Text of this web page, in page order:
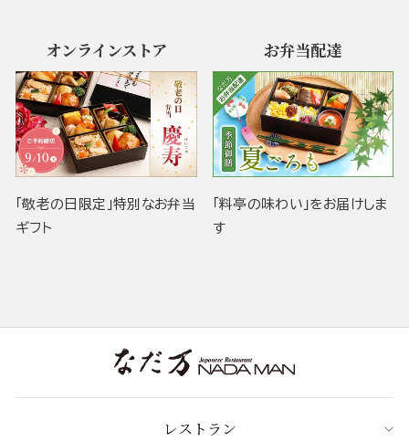
オンラインストア
「敬老の日限定」特別なお弁当
ギフト
お弁当配達
「料亭の味わい」をお届けしま
す
レストラン